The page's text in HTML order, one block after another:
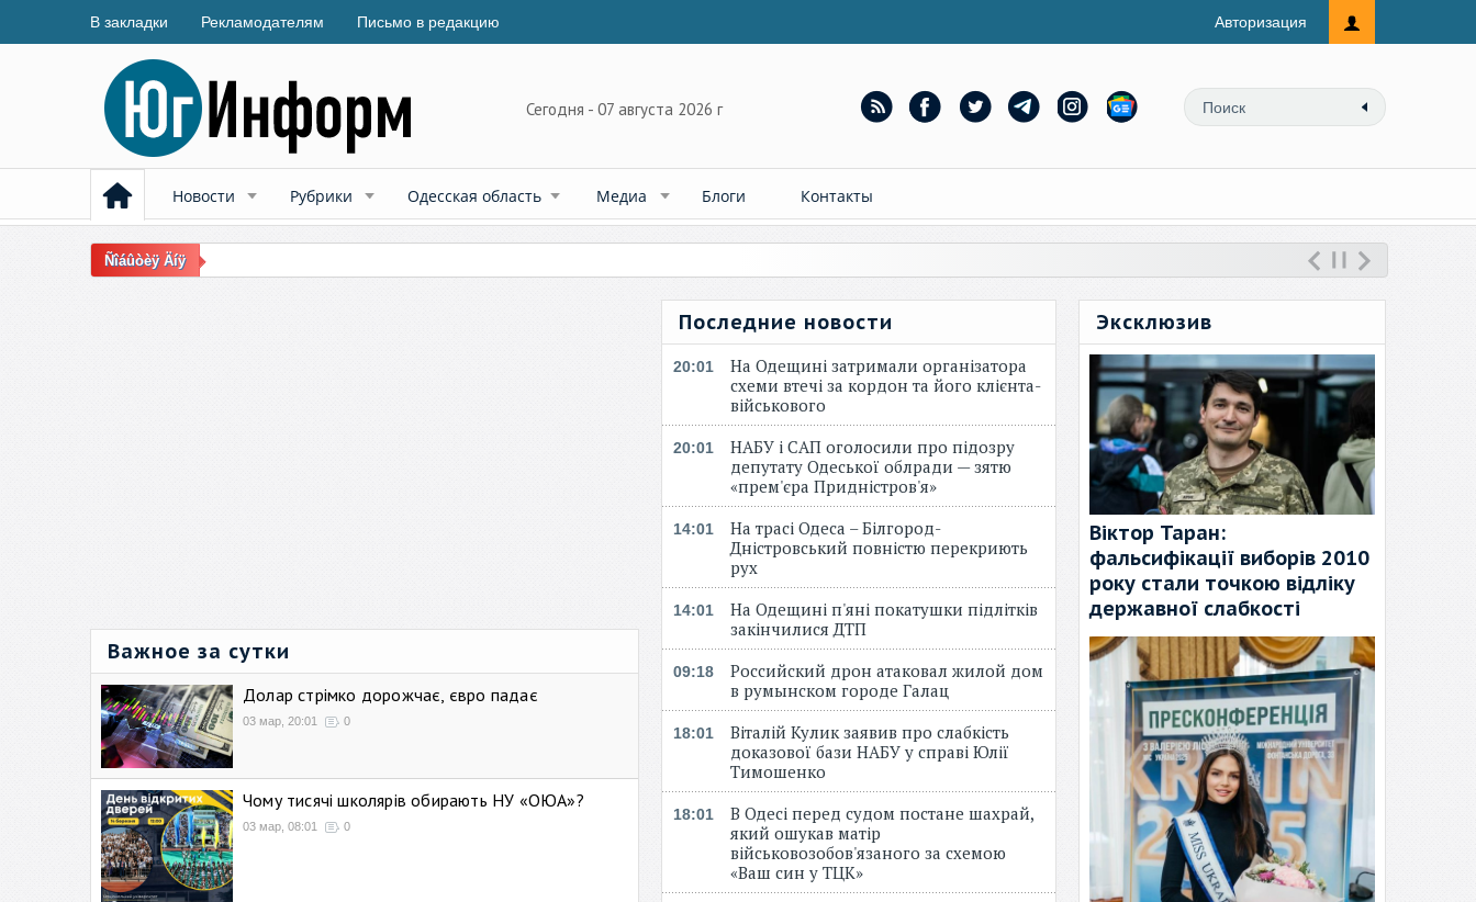
В закладки Рекламодателям Письмо в редакцию Авторизация
Сегодня - 07 августа 2026 г
Новости Рубрики Одесская область Медиа Блоги Контакты
Ñîáûòèÿ Äíÿ
Важное за сутки
Долар стрімко дорожчає, євро падає
03 мар, 20:01 0
Чому тисячі школярів обирають НУ «ОЮА»?
03 мар, 08:01 0
Последние новости
20:01
На Одещині затримали організатора
схеми втечі за кордон та його клієнта-
військового
20:01
НАБУ і САП оголосили про підозру
депутату Одеської облради — зятю
«прем'єра Придністров'я»
14:01
На трасі Одеса – Білгород-
Дністровський повністю перекриють
рух
14:01
На Одещині п'яні покатушки підлітків
закінчилися ДТП
09:18
Российский дрон атаковал жилой дом
в румынском городе Галац
18:01
Віталій Кулик заявив про слабкість
доказової бази НАБУ у справі Юлії
Тимошенко
18:01
В Одесі перед судом постане шахрай,
який ошукав матір
військовозобов'язаного за схемою
«Ваш син у ТЦК»
Эксклюзив
Віктор Таран:
фальсифікації виборів 2010
року стали точкою відліку
державної слабкості